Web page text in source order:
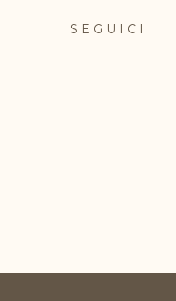
SEGUICI